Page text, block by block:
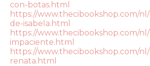
con-botas.html
https://www.thecibookshop.com/
de-isabela.html
https://www.thecibookshop.com/
impaciente.html
https://www.thecibookshop.com/
renata.html